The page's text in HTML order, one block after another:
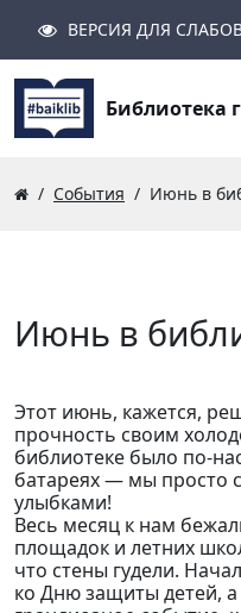
Июнь в
Этот июнь, кажется,
прочность своим
библиотеке было по-
батареях — мы просто
улыбками!
Весь месяц к нам
площадок и летних
что стены гудели.
ко Дню защиты детей,
ПоискВЕРСИЯ ДЛЯ
Библиотека
События Июнь в